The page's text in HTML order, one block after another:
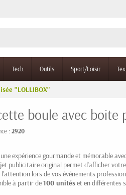
Tech Outils Sport/Loisir
"LOLLIBOX"
boule avec boite
: 2920
expérience gourmande et mémorable
publicitaire original permet d'afficher
lors de vos événements
à partir de100 unitéset en différentes